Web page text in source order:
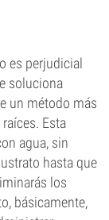
es perjudicial
soluciona
un método más
Esta
agua, sin
hasta que
los
básicamente,